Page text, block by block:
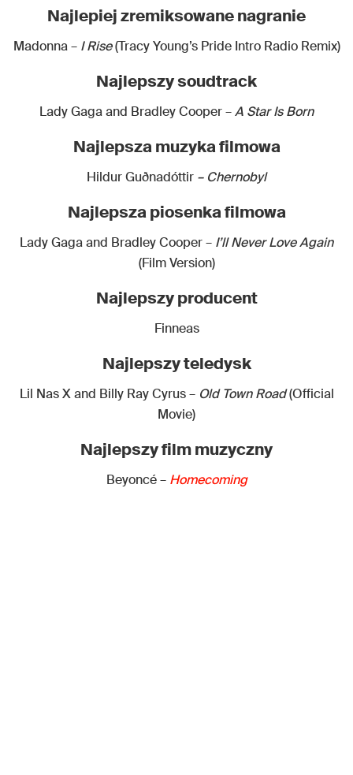
Najlepiej zremiksowane nagranie
Madonna – I Rise(Tracy Young’s Pride Intro Radio Remix)
Najlepszy soudtrack
Lady Gaga and Bradley Cooper –A Star Is Born
Najlepsza muzyka filmowa
Hildur Guðnadóttir – Chernobyl
Najlepsza piosenka filmowa
Lady Gaga and Bradley Cooper – I’ll Never Love Again
(Film Version)
Najlepszy producent
Finneas
Najlepszy teledysk
Lil Nas X and Billy Ray Cyrus – Old Town Road(Official
Movie)
Najlepszy film muzyczny
Beyoncé – Homecoming